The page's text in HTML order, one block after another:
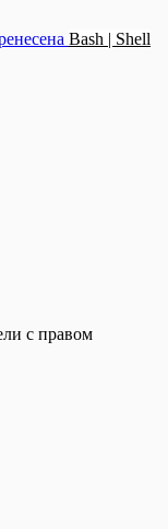
Bash | Shell
с правом